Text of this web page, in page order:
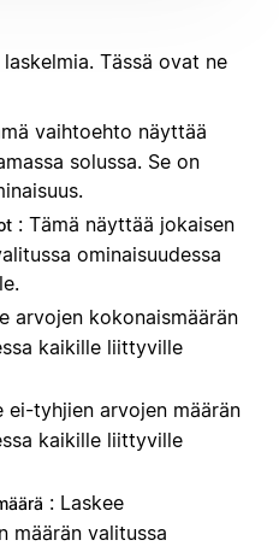
Tässä ovat ne
vaihtoehto näyttää
solussa. Se on
: Tämä näyttää jokaisen
ominaisuudessa
arvojen kokonaismäärän
kaikille liittyville
ei-tyhjien arvojen määrän
kaikille liittyville
: Laskee
määrän valitussa